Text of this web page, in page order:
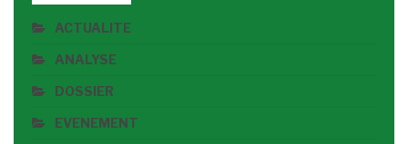
ACTUALITE
ANALYSE
DOSSIER
EVENEMENT